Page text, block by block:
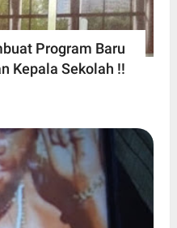
Program Baru
Kepala Sekolah !!